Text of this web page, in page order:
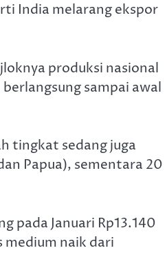
India melarang ekspor
produksi nasional
sampai awal
tingkat sedang juga
Papua), sementara 20
pada Januari Rp13.140
medium naik dari